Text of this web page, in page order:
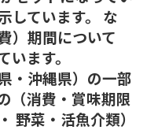
しています。 な
）期間について
ます。
・沖縄県）の一部
（消費・賞味期限
野菜・活魚介類）